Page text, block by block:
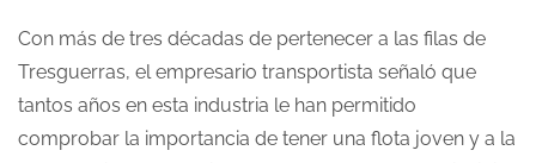
Con más de tres décadas de pertenecer a las filas de
Tresguerras, el empresario transportista señaló que
tantos años en esta industria le han permitido
comprobar la importancia de tener una flota joven y a la